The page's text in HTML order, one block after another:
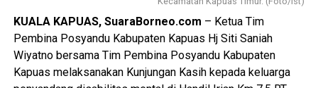
$Paskibraka merupakan wadah pembentukan karakter
generasi muda yang berlandaskan nilai-nilai Pancasila
cinta tanah air disiplin tanggung jawab kepemimpinan, dan
semangat gotong royong,” ujarnya.
KUALA KAPUAS, SuaraBorneo.com – Ketua Tim
Pembina Posyandu Kabupaten Kapuas Hj Siti Saniah
Wiyatno bersama Tim Pembina Posyandu Kabupaten
Kapuas melaksanakan Kunjungan Kasih kepada keluarga